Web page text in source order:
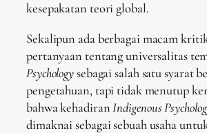
kesepakatan teori global.
Sekalipun ada berbagai macam
pertanyaan tentang universalitas
Psychologysebagai salah satu syarat
pengetahuan, tapi tidak menutup
bahwa kehadiranIndigenous
dimaknai sebagai sebuah usaha